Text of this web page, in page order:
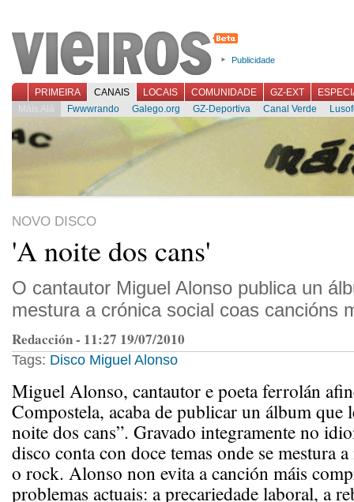
Publicidade
PRIMEIRA CANAIS LOCAIS COMUNIDADE GZ-EXT
Máis Alá
Fwwwrando Galego.org GZ-Deportiva Canal Verde
NOVO DISCO
'A noite dos cans'
O cantautor Miguel Alonso publica un
mestura a crónica social coas cancións
Redacción - 11:27 19/07/2010
Tags: Disco Miguel Alonso
Miguel Alonso, cantautor e poeta ferrolán
Compostela, acaba de publicar un álbum que
noite dos cans”. Gravado integramente no
disco conta con doce temas onde se mestura
o rock. Alonso non evita a canción máis
problemas actuais: a precariedade laboral, a